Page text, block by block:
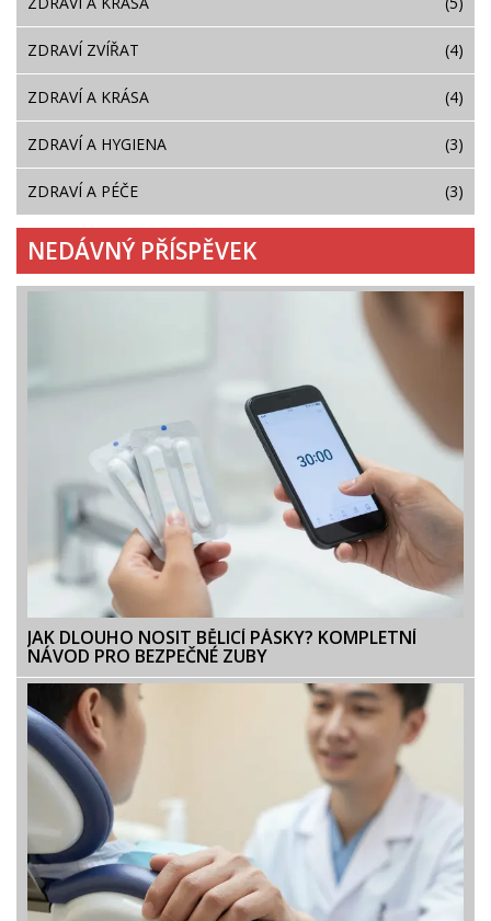
ZDRAVÍ ZVÍŘAT (4)
ZDRAVÍ A KRÁSA (4)
ZDRAVÍ A HYGIENA (3)
ZDRAVÍ A PÉČE (3)
NEDÁVNÝ PŘÍSPĚVEK
JAK DLOUHO NOSIT BĚLICÍ PÁSKY? KOMPLETNÍ
NÁVOD PRO BEZPEČNÉ ZUBY